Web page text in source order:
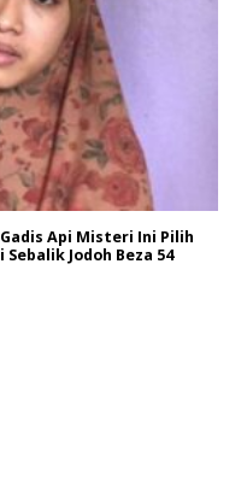
Api Misteri Ini Pilih
Jodoh Beza 54